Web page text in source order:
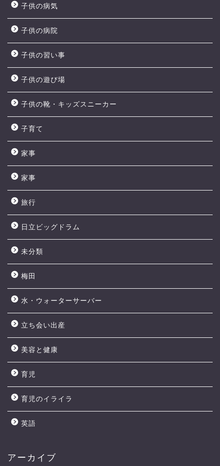
子供の病気
子供の病院
子供の習い事
子供の遊び場
子供の靴・キッズスニーカー
子育て
家事
家事
旅行
日立ビッグドラム
未分類
梅田
水・ウォーターサーバー
立ち会い出産
美容と健康
育児
育児のイライラ
英語
アーカイブ